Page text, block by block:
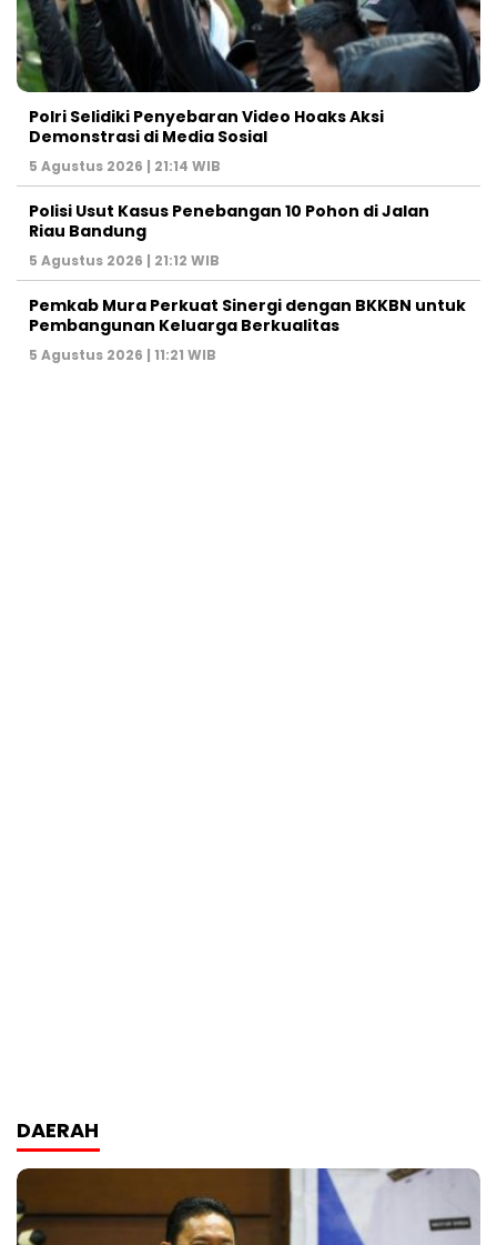
Polri Selidiki Penyebaran Video Hoaks Aksi
Demonstrasi di Media Sosial
5 Agustus 2026 | 21:14 WIB
Polisi Usut Kasus Penebangan 10 Pohon di Jalan
Riau Bandung
5 Agustus 2026 | 21:12 WIB
Pemkab Mura Perkuat Sinergi dengan BKKBN untuk
Pembangunan Keluarga Berkualitas
5 Agustus 2026 | 11:21 WIB
DAERAH